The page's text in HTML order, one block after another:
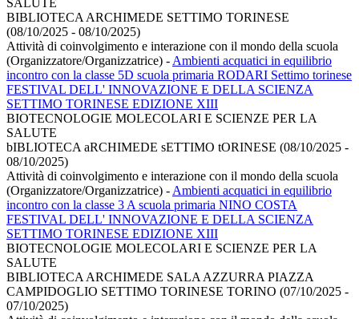
BIBLIOTECA ARCHIMEDE SETTIMO TORINESE
(08/10/2025 - 08/10/2025)
Attività di coinvolgimento e interazione con il mondo della scuola
(Organizzatore/Organizzatrice) - Ambienti acquatici in equilibrio
incontro con la classe 5D scuola primaria RODARI Settimo torinese
FESTIVAL DELL' INNOVAZIONE E DELLA SCIENZA
SETTIMO TORINESE EDIZIONE XIII
BIOTECNOLOGIE MOLECOLARI E SCIENZE PER LA
SALUTE
bIBLIOTECA aRCHIMEDE sETTIMO tORINESE (08/10/2025 -
08/10/2025)
Attività di coinvolgimento e interazione con il mondo della scuola
(Organizzatore/Organizzatrice) - Ambienti acquatici in equilibrio
incontro con la classe 3 A scuola primaria NINO COSTA
FESTIVAL DELL' INNOVAZIONE E DELLA SCIENZA
SETTIMO TORINESE EDIZIONE XIII
BIOTECNOLOGIE MOLECOLARI E SCIENZE PER LA
SALUTE
BIBLIOTECA ARCHIMEDE SALA AZZURRA PIAZZA
CAMPIDOGLIO SETTIMO TORINESE TORINO (07/10/2025 -
07/10/2025)